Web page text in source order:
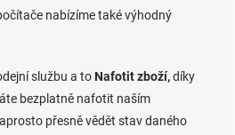
nabízíme také výhodný
službu a toNafotit zboží,díky
bezplatně nafotit naším
přesně vědět stav daného